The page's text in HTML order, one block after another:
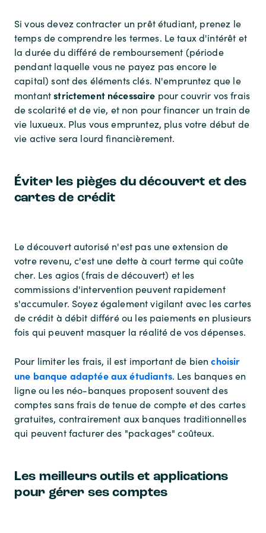
Si vous devez contracter un prêt étudiant, prenez le
temps de comprendre les termes. Le taux d'intérêt et
la durée du différé de remboursement (période
pendant laquelle vous ne payez pas encore le
capital) sont des éléments clés. N'empruntez que le
montantstrictement nécessaire pour couvrir vos frais
de scolarité et de vie, et non pour financer un train de
vie luxueux. Plus vous empruntez, plus votre début de
vie active sera lourd financièrement.
Éviter les pièges du découvert et des
cartes de crédit
Le découvert autorisé n'est pas une extension de
votre revenu, c'est une dette à court terme qui coûte
cher. Les agios (frais de découvert) et les
commissions d'intervention peuvent rapidement
s'accumuler. Soyez également vigilant avec les cartes
de crédit à débit différé ou les paiements en plusieurs
fois qui peuvent masquer la réalité de vos dépenses.
Pour limiter les frais, il est important de bienchoisir
une banque adaptée aux étudiants. Les banques en
ligne ou les néo-banques proposent souvent des
comptes sans frais de tenue de compte et des cartes
gratuites, contrairement aux banques traditionnelles
qui peuvent facturer des "packages" coûteux.
Les meilleurs outils et applications
pour gérer ses comptes